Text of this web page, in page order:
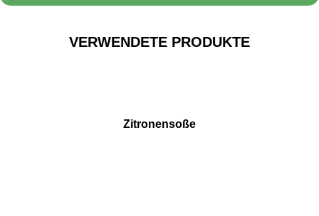
VERWENDETE PRODUKTE
Zitronensoße